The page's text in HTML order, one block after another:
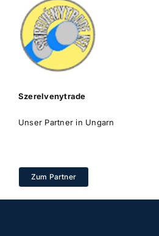
Szerelvenytrade
Unser Partner in Ungarn
Zum Partner